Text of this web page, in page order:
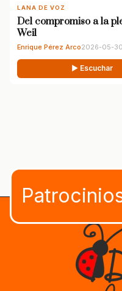
LANA DE VOZ
Del compromiso a la
Weil
Enrique Pérez Arco2026-05-30
▶ Escuchar